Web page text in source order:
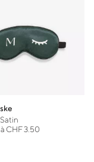
CHF 3.50